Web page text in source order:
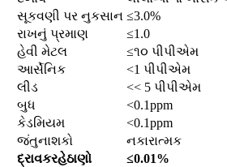
સૂકવણી પર નુકસાન ≤3.0%
રાખનું પ્રમાણ
≤1.0
હેવી મેટલ
≤૧૦ પીપીએમ
આર્સેનિક
<1 પીપીએમ
લીડ
<< 5 પીપીએમ
બુધ
<0.1ppm
કેડમિયમ
<0.1ppm
જંતુનાશકો
નકારાત્મક
દ્રાવકરહેઠાણો
≤0.01%